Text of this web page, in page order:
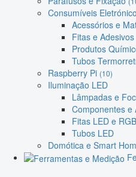
Consumíveis
Acessórios e
Fitas e Adesivos
Produtos
Tubos
Raspberry Pi (10)
Iluminação LED
Lâmpadas e
Componentes e
Fitas LED e RGB
Tubos LED
Domótica e Smart